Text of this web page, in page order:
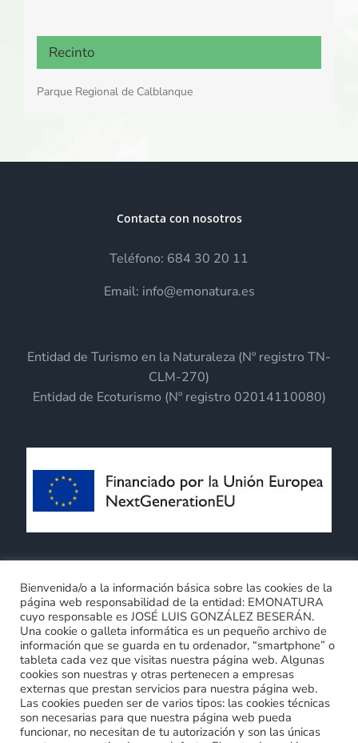
Recinto
Parque Regional de Calblanque
Contacta con nosotros
Teléfono: 684 30 20 11
Email: info@emonatura.es
Entidad de Turismo en la Naturaleza (Nº registro TN-
CLM-270)
Entidad de Ecoturismo (Nº registro 02014110080)
Términos y Condiciones generales
Política de privacidad
Política de cookies
Compromiso con la protección de datos personales
0
Bienvenida/o a la información básica sobre las cookies de la
página web responsabilidad de la entidad: EMONATURA
cuyo responsable es JOSÉ LUIS GONZÁLEZ BESERÁN.
Una cookie o galleta informática es un pequeño archivo de
información que se guarda en tu ordenador, “smartphone” o
tableta cada vez que visitas nuestra página web. Algunas
cookies son nuestras y otras pertenecen a empresas
externas que prestan servicios para nuestra página web.
Las cookies pueden ser de varios tipos: las cookies técnicas
son necesarias para que nuestra página web pueda
funcionar, no necesitan de tu autorización y son las únicas